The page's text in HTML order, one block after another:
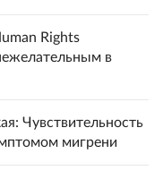
Rights
в
Чувствительность
мигрени